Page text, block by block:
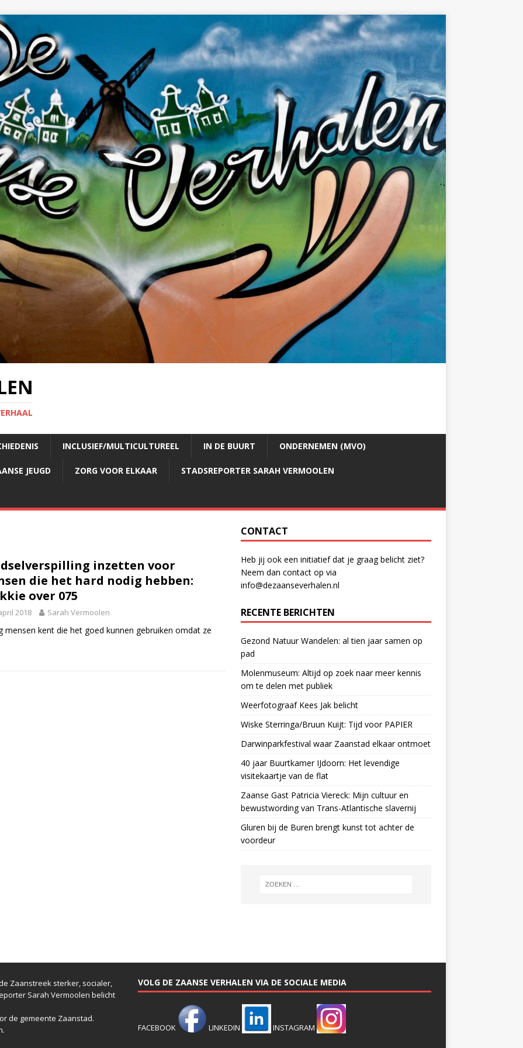
INCLUSIEF/MULTICULTUREEL IN DE BUURT ONDERNEMEN (MVO)
JEUGD ZORG VOOR ELKAAR STADSREPORTER SARAH VERMOOLEN
inzetten voor
die het hard nodig hebben:
over 075
2018 Sarah Vermoolen
mensen kent die het goed kunnen gebruiken omdat ze
CONTACT
Heb jij ook een initiatief dat je graag belicht ziet?
Neem dan contact op via
info@dezaanseverhalen.nl
RECENTE BERICHTEN
Gezond Natuur Wandelen: al tien jaar samen op
pad
Molenmuseum: Altijd op zoek naar meer kennis
om te delen met publiek
Weerfotograaf Kees Jak belicht
Wiske Sterringa/Bruun Kuijt: Tijd voor PAPIER
Darwinparkfestival waar Zaanstad elkaar ontmoet
40 jaar Buurtkamer IJdoorn: Het levendige
visitekaartje van de flat
Zaanse Gast Patricia Viereck: Mijn cultuur en
bewustwording van Trans-Atlantische slavernij
Gluren bij de Buren brengt kunst tot achter de
voordeur
Zaanstreek sterker, socialer,
Sarah Vermoolen belicht
de gemeente Zaanstad.
VOLG DE ZAANSE VERHALEN VIA DE SOCIALE MEDIA
FACEBOOK LINKEDIN INSTAGRAM